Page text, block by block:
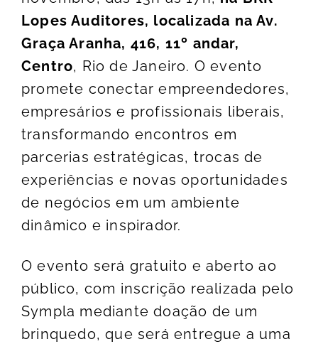
Lopes Auditores, localizada na Av.
Graça Aranha, 416, 11º andar,
Centro, Rio de Janeiro. O evento
promete conectar empreendedores,
empresários e profissionais liberais,
transformando encontros em
parcerias estratégicas, trocas de
experiências e novas oportunidades
de negócios em um ambiente
dinâmico e inspirador.
O evento será gratuito e aberto ao
público, com inscrição realizada pelo
Sympla mediante doação de um
brinquedo, que será entregue a uma